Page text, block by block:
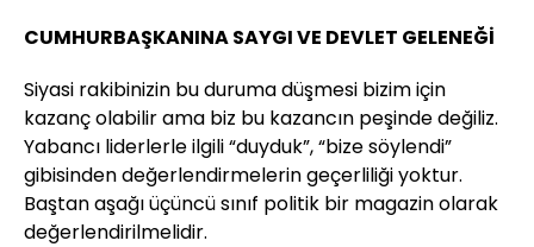
CUMHURBAŞKANINA SAYGI VE DEVLET GELENEĞİ
Siyasi rakibinizin bu duruma düşmesi bizim için
kazanç olabilir ama biz bu kazancın peşinde değiliz.
Yabancı liderlerle ilgili “duyduk”, “bize söylendi”
gibisinden değerlendirmelerin geçerliliği yoktur.
Baştan aşağı üçüncü sınıf politik bir magazin olarak
değerlendirilmelidir.